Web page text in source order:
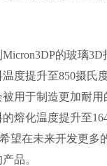
的玻璃3D
度提升至850摄氏
用于制造更加耐
熔化温度提升至
望在未来开发更多
品。